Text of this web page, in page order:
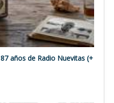
años de Radio Nuevitas (+